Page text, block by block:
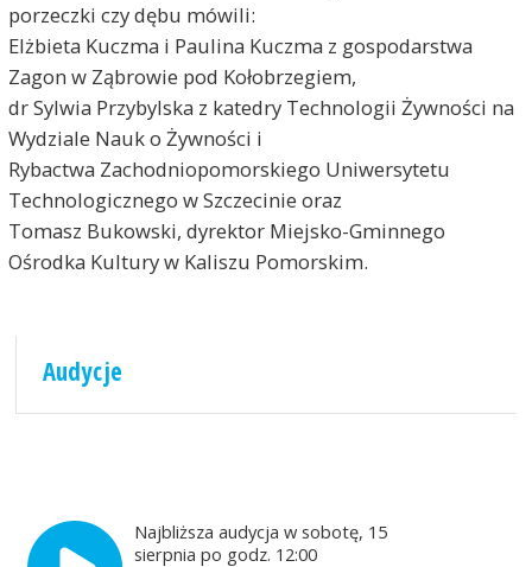
porzeczki czy dębu mówili:
Elżbieta Kuczma i Paulina Kuczma z gospodarstwa
Zagon w Ząbrowie pod Kołobrzegiem,
dr Sylwia Przybylska z katedry Technologii Żywności na
Wydziale Nauk o Żywności i
Rybactwa Zachodniopomorskiego Uniwersytetu
Technologicznego w Szczecinie oraz
Tomasz Bukowski, dyrektor Miejsko-Gminnego
Ośrodka Kultury w Kaliszu Pomorskim.
Audycje
Najbliższa audycja w sobotę, 15
sierpnia po godz. 12:00